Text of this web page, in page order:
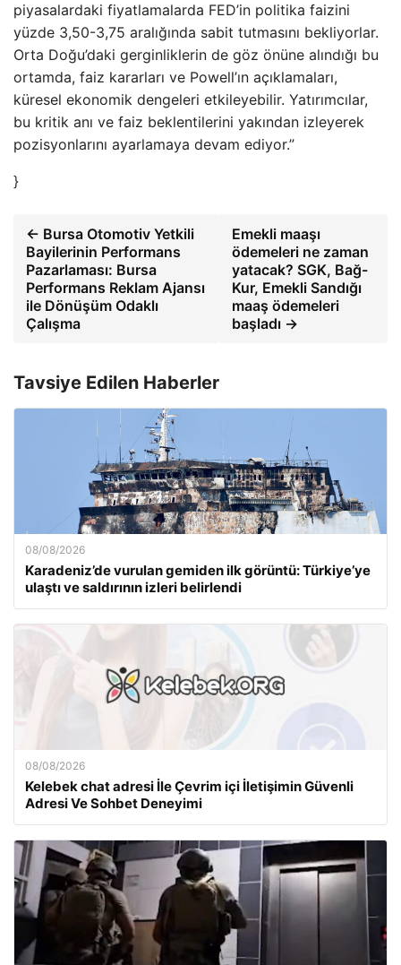
piyasalardaki fiyatlamalarda FED’in politika faizini
yüzde 3,50-3,75 aralığında sabit tutmasını bekliyorlar.
Orta Doğu’daki gerginliklerin de göz önüne alındığı bu
ortamda, faiz kararları ve Powell’ın açıklamaları,
küresel ekonomik dengeleri etkileyebilir. Yatırımcılar,
bu kritik anı ve faiz beklentilerini yakından izleyerek
pozisyonlarını ayarlamaya devam ediyor.”
}
← Bursa Otomotiv Yetkili
Bayilerinin Performans
Pazarlaması: Bursa
Performans Reklam Ajansı
ile Dönüşüm Odaklı
Çalışma
Emekli maaşı
ödemeleri ne zaman
yatacak? SGK, Bağ-
Kur, Emekli Sandığı
maaş ödemeleri
başladı →
Tavsiye Edilen Haberler
08/08/2026
Karadeniz’de vurulan gemiden ilk görüntü: Türkiye’ye
ulaştı ve saldırının izleri belirlendi
08/08/2026
Kelebek chat adresi İle Çevrim içi İletişimin Güvenli
Adresi Ve Sohbet Deneyimi